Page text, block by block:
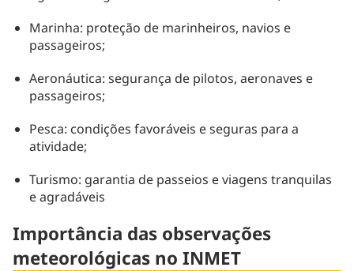
Marinha: proteção de marinheiros, navios e
passageiros;
Aeronáutica: segurança de pilotos, aeronaves e
passageiros;
Pesca: condições favoráveis e seguras para a
atividade;
Turismo: garantia de passeios e viagens tranquilas
e agradáveis
Importância das observações
meteorológicas no INMET